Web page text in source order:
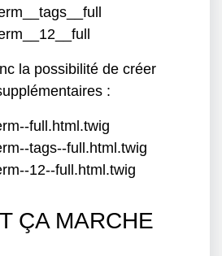
la possibilité de créer
:
full.html.twig
tags--full.html.twig
12--full.html.twig
ÇA MARCHE